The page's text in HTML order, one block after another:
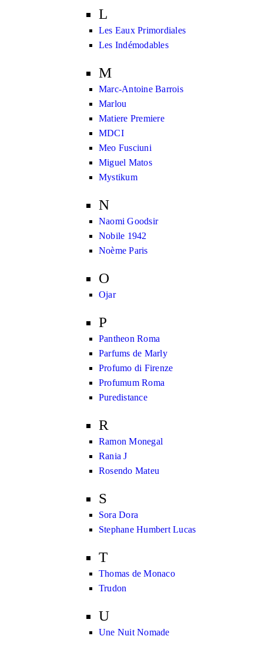
L
Les Eaux Primordiales
Les Indémodables
M
Marc-Antoine Barrois
Marlou
Matiere Premiere
MDCI
Meo Fusciuni
Miguel Matos
Mystikum
N
Naomi Goodsir
Nobile 1942
Noème Paris
O
Ojar
P
Pantheon Roma
Parfums de Marly
Profumo di Firenze
Profumum Roma
Puredistance
R
Ramon Monegal
Rania J
Rosendo Mateu
S
Sora Dora
Stephane Humbert Lucas
T
Thomas de Monaco
Trudon
U
Une Nuit Nomade